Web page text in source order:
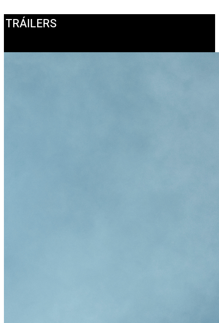
TRÁILERS